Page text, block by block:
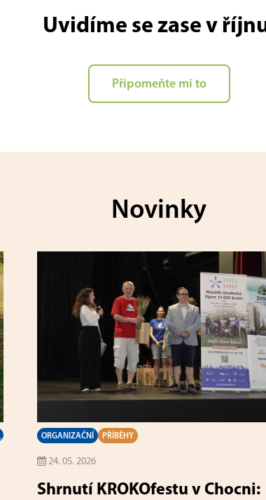
Uvidíme se zase v
Připomeňte mi to
Novinky
ORGANIZAČNÍ PŘÍBĚHY
24. 05. 2026
Shrnutí KROKOfestu v Chocni: